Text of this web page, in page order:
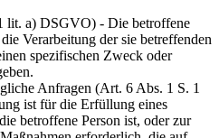
a) DSGVO) - Die betroffene
Verarbeitung der sie betreffenden
spezifischen Zweck oder
Anfragen (Art. 6 Abs. 1 S. 1
ist für die Erfüllung eines
betroffene Person ist, oder zur